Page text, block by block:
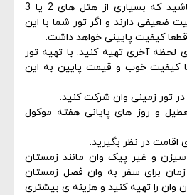
نکته نیز توجه داشته باشید که بسیاری از هتل های 2 یا 3
ضعیفی دارند و اگر تور شما با این
کیفیت پایینی خواهد داشت.
لحظه آخری تهیه کنید. با تهیه تور
کیفیت خوب و قیمت پایین به این
و روز های پایانی هفته موکول
سیزن و غیر پیک وان مانند زمستان
زمان برای سفر به وان فصل زمستان
وان را تهیه کنید و هزینه ی بیشتری